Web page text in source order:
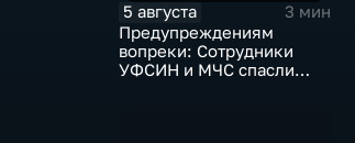
5 августа
3 мин
Предупреждениям
вопреки: Сотрудники
УФСИН и МЧС спасли